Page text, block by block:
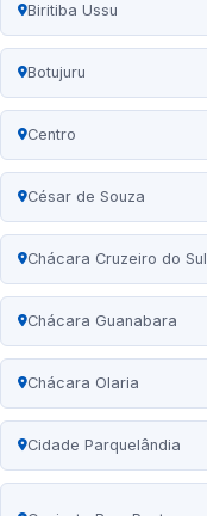
Biritiba Ussu
Botujuru
Centro
César de Souza
Chácara Cruzeiro do Sul
Chácara Guanabara
Chácara Olaria
Cidade Parquelândia